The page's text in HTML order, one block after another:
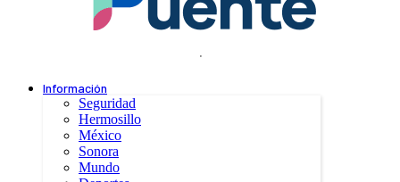
.
Información
Seguridad
Hermosillo
México
Sonora
Mundo